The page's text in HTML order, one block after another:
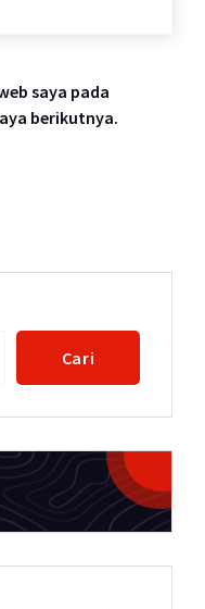
saya pada
berikutnya.
Cari